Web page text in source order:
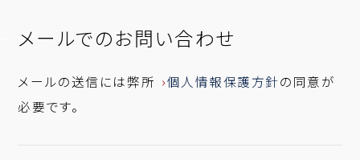
メールでのお問い合わせ
メールの送信には弊所 個人情報保護方針の同意が
必要です。